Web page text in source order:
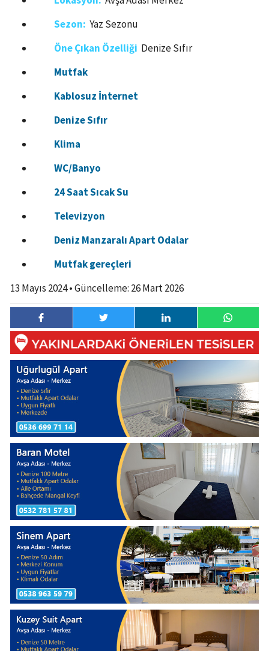
Sezon: Yaz Sezonu
Öne Çıkan Özelliği Denize Sıfır
Mutfak
Kablosuz İnternet
Denize Sıfır
Klima
WC/Banyo
24 Saat Sıcak Su
Televizyon
Deniz Manzaralı Apart Odalar
Mutfak gereçleri
13 Mayıs 2024• Güncelleme: 26 Mart 2026